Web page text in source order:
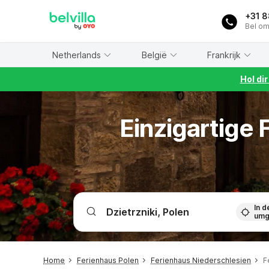
+31
Bel
Netherlands België Frankrijk
Hol
Einzigartige
In
Home Ferienhaus Polen Ferienhaus Niederschlesien